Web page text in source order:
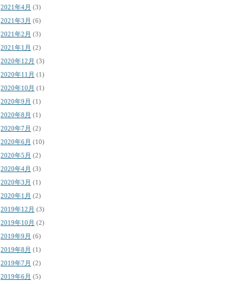
2021年4月 (3)
2021年3月 (6)
2021年2月 (3)
2021年1月 (2)
2020年12月 (3)
2020年11月 (1)
2020年10月 (1)
2020年9月 (1)
2020年8月 (1)
2020年7月 (2)
2020年6月 (10)
2020年5月 (2)
2020年4月 (3)
2020年3月 (1)
2020年1月 (2)
2019年12月 (3)
2019年10月 (2)
2019年9月 (6)
2019年8月 (1)
2019年7月 (2)
2019年6月 (5)